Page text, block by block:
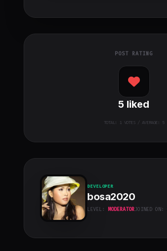
POST RATING
5 liked
TOTAL: 1VOTES / AVERAGE: 5
DEVELOPER
bosa2020
LEVEL: MODERATORJOINED ON: